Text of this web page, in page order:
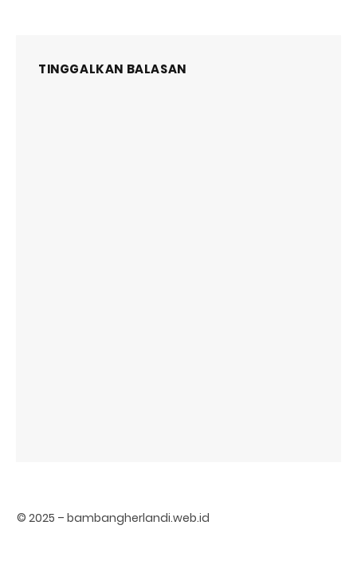
TINGGALKAN BALASAN
© 2025 – bambangherlandi.web.id